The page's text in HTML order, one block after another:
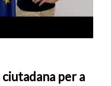
per a